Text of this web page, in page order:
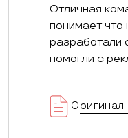
Отличная
понимает что
разработали
помогли с
Оригинал